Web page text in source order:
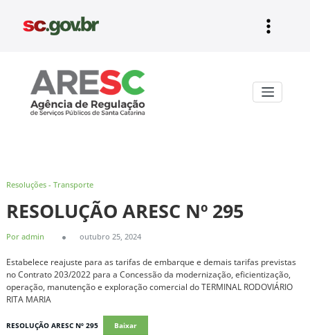
Resoluções - Transporte
RESOLUÇÃO ARESC Nº 295
Por admin outubro 25, 2024
Estabelece reajuste para as tarifas de embarque e demais tarifas previstas
no Contrato 203/2022 para a Concessão da modernização, eficientização,
operação, manutenção e exploração comercial do TERMINAL RODOVIÁRIO
RITA MARIA
RESOLUÇÃO ARESC Nº 295 Baixar